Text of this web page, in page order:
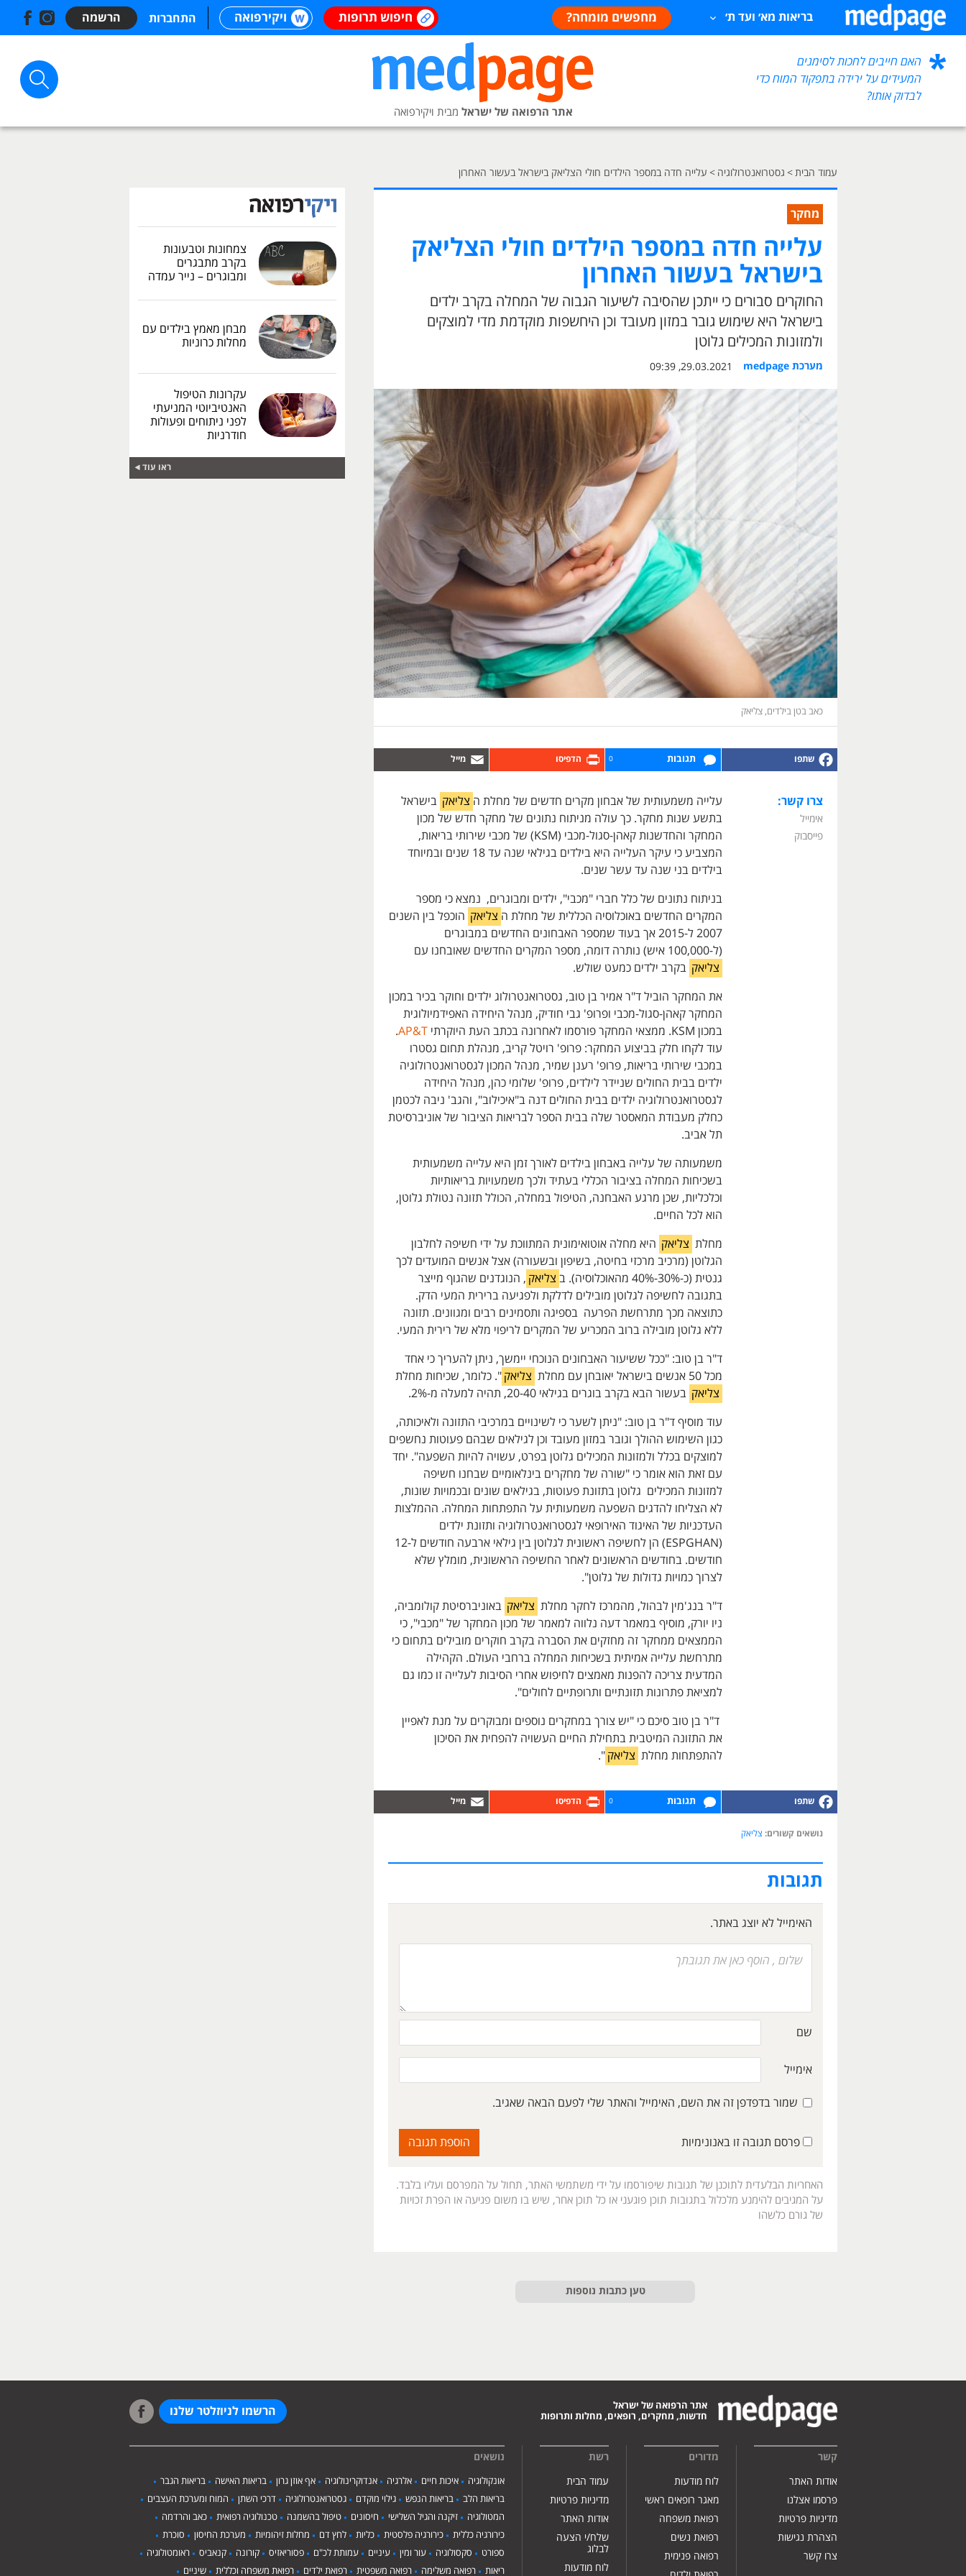
בריאות מא׳ ועד ת׳ מחפשים מומחה? חיפוש תרופות ויקירפואה התחברות הרשמה
האם חייבים לחכות לסימנים
המעידים על ירידה בתפקוד המוח כדי
לבדוק אותו?
אתר הרפואה של ישראל מבית ויקירפואה
עמוד הבית > גסטרואנטרולוגיה > עלייה חדה במספר הילדים חולי הצליאק בישראל בעשור האחרון
מחקר
עלייה חדה במספר הילדים חולי הצליאק
בישראל בעשור האחרון
החוקרים סבורים כי ייתכן שהסיבה לשיעור הגבוה של המחלה בקרב ילדים
בישראל היא שימוש גובר במזון מעובד וכן היחשפות מוקדמת מדי למוצקים
ולמזונות המכילים גלוטן
מערכת medpage 29.03.2021, 09:39
כאב בטן בילדים, צליאק
תגובות 0
צרו קשר:
אימייל
פייסבוק
עלייה משמעותית של אבחון מקרים חדשים של מחלת ה צליאק בישראל
בתשע שנות מחקר. כך עולה מניתוח נתונים של מחקר חדש של מכון
המחקר והחדשנות קאהן-סגול-מכבי (KSM) של מכבי שירותי בריאות,
המצביע כי עיקר העלייה היא בילדים בגילאי שנה עד 18 שנים ובמיוחד
בילדים בני שנה עד עשר שנים.
בניתוח נתונים של כלל חברי "מכבי", ילדים ומבוגרים, נמצא כי מספר
המקרים החדשים באוכלוסיה הכללית של מחלת ה צליאק הוכפל בין השנים
2007 ל-2015 אך בעוד שמספר האבחונים החדשים במבוגרים
(ל-100,000 איש) נותרה דומה, מספר המקרים החדשים שאובחנו עם
צליאק בקרב ילדים כמעט שולש.
את המחקר הוביל ד"ר אמיר בן טוב, גסטרואנטרולוג ילדים וחוקר בכיר במכון
המחקר קאהן-סגול-מכבי ופרופ' גבי חודיק, מנהל היחידה האפידמיולוגית
במכון KSM. ממצאי המחקר פורסמו לאחרונה בכתב העת היוקרתי
AP&T
.
עוד לקחו חלק בביצוע המחקר: פרופ' רויטל קריב, מנהלת תחום גסטרו
במכבי שירותי בריאות, פרופ' רענן שמיר, מנהל המכון לגסטרואנטרולוגיה
ילדים בבית החולים שניידר לילדים, פרופ' שלומי כהן, מנהל היחידה
לגסטרואנטרולוגיה ילדים בבית החולים דנה ב"איכילוב", והגב' ניבה לכטמן
כחלק מעבודת המאסטר שלה בבית הספר לבריאות הציבור של אוניברסיטת
תל אביב.
משמעותה של עלייה באבחון בילדים לאורך זמן היא עלייה משמעותית
בשכיחות המחלה בציבור הכללי בעתיד ולכך משמעויות בריאותיות
וכלכליות, שכן מרגע האבחנה, הטיפול במחלה, הכולל תזונה נטולת גלוטן,
הוא לכל החיים.
מחלת צליאק היא מחלה אוטואימונית המתווכת על ידי חשיפה לחלבון
הגלוטן (מרכיב מרכזי בחיטה, בשיפון ובשעורה) אצל אנשים המועדים לכך
גנטית (כ-30%-40% מהאוכלוסיה). ב
צליאק , הנוגדנים שהגוף מייצר
בתגובה לחשיפה לגלוטן מובילים לדלקת ולפגיעה ברירית המעי הדק.
כתוצאה מכך מתרחשת הפרעה בספיגה ותסמינים רבים ומגוונים. תזונה
ללא גלוטן מובילה ברוב המכריע של המקרים לריפוי מלא של רירית המעי.
ד"ר בן טוב: "ככל ששיעור האבחונים הנוכחי יימשך, ניתן להעריך כי אחד
מכל 50 אנשים בישראל יאובחן עם מחלת
צליאק ". כלומר, שכיחות מחלת
צליאק בעשור הבא בקרב בוגרים בגילאי 20-40, תהיה למעלה מ-2%.
עוד מוסיף ד"ר בן טוב: "ניתן לשער כי לשינויים במרכיבי התזונה ולאיכותה,
כגון השימוש ההולך וגובר במזון מעובד וכן לגילאים שבהם פעוטות נחשפים
למוצקים בכלל ולמזונות המכילים גלוטן בפרט, עשויה להיות השפעה". יחד
עם זאת הוא אומר כי "שורה של מחקרים בינלאומיים שבחנו חשיפה
למזונות המכילים גלוטן בתזונת פעוטות, בגילאים שונים ובכמויות שונות,
לא הצליחו להדגים השפעה משמעותית על התפתחות המחלה. ההמלצות
העדכניות של האיגוד האירופאי לגסטרואנטרולוגיה ותזונת ילדים
(ESPGHAN) הן לחשיפה ראשונית לגלוטן בין גילאי ארבעה חודשים ל-12
חודשים. בחודשים הראשונים לאחר החשיפה הראשונית, מומלץ שלא
לצרוך כמויות גדולות של גלוטן".
ד"ר בנג'מין לבהול, מהמרכז לחקר מחלת צליאק באוניברסיטת קולומביה,
ניו יורק, מוסיף במאמר דעה נלווה למאמר של מכון המחקר של "מכבי", כי
הממצאים ממחקר זה מחזקים את הסברה בקרב חוקרים מובילים בתחום כי
מתרחשת עלייה אמיתית בשכיחות המחלה ברחבי העולם. הקהילה
המדעית צריכה להפנות מאמצים לחיפוש אחרי הסיבות לעלייה זו כמו גם
למציאת פתרונות תזונתיים ותרופתיים לחולים".
ד"ר בן טוב סיכם כי "יש צורך במחקרים נוספים ומבוקרים על מנת לאפיין
את התזונה המיטבית בתחילת החיים העשויה להפחית את הסיכון
להתפתחות מחלת צליאק ".
תגובות 0
נושאים קשורים: צליאק
תגובות
האימייל לא יוצג באתר.
שם
אימייל
שמור בדפדפן זה את השם, האימייל והאתר שלי לפעם הבאה שאגיב.
פרסם תגובה זו באנונימיות
האחריות הבלעדית לתוכנן של תגובות שיפורסמו על ידי משתמשי האתר, תחול על המפרסם ועליו בלבד.
על המגיבים להימנע מלכלול בתגובות תוכן פוגעני או כל תוכן אחר, שיש בו משום פגיעה או הפרת זכויות
של גורם כלשהו
טען כתבות נוספות
צמחונות וטבעונות
בקרב מתבגרים
ומבוגרים – נייר עמדה
מבחן מאמץ בילדים עם
מחלות כרוניות
עקרונות הטיפול
האנטיביוטי המניעתי
לפני ניתוחים ופעולות
חודרניות
ראו עוד
אתר הרפואה של ישראל
חדשות, מחקרים, רופאים, מחלות ותרופות
הרשמו לניוזלטר שלנו
קשר
אודות האתר
פרסמו אצלנו
מדיניות פרטיות
הצהרת נגישות
צרו קשר
מדורים
לוח מודעות
מאגר רופאים ראשי
רפואת משפחה
רפואת נשים
רפואה פנימית
רשת
עמוד הבית
מדיניות פרטיות
אודות האתר
שלח/י הצעה
לבלוג
לוח מודעות
נושאים
אונקולוגיה איכות חיים אלרגיה אנדוקרינולוגיה אף אוזן גרון בריאות האישה
בריאות הגבר
בריאות הלב
בריאות הנפש גילוי מוקדם גסטרואנטרולוגיה דרכי השתן
המוח ומערכת העצבים
המטולוגיה
זיקנה והגיל השלישי חיסונים טיפול בהשמנה טכנולוגיה רפואית
כאב והרדמה
כירורגיה כללית
כירורגיה פלסטית כליות לחץ דם מחלות זיהומיות מערכת החיסון
סוכרת
ספורט
סקסולוגיה עור ומין עיניים עמותת לכ"ם פסוריאזיס קורונה קנאביס
ראומטולוגיה
ריאות
רפואה משלימה רפואה משפטית רפואת ילדים רפואת משפחה וכללית שיניים